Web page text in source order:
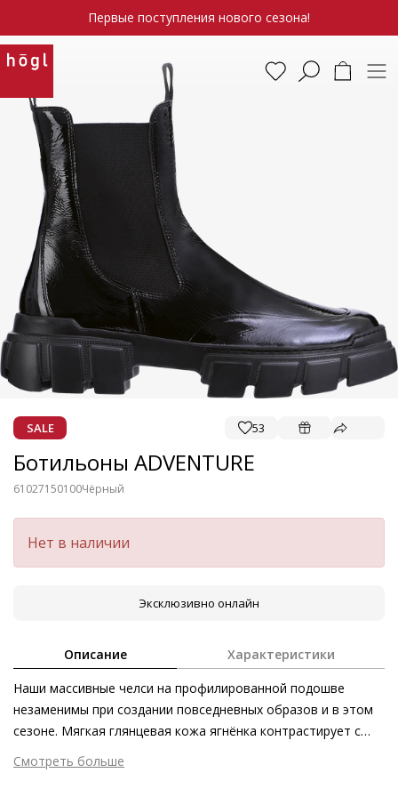
Первые поступления нового сезона!
SALE 53
Ботильоны ADVENTURE
61027150100Чёрный
Нет в наличии
Эксклюзивно онлайн
Описание Характеристики
Наши массивные челси на профилированной подошве
незаменимы при создании повседневных образов и в этом
сезоне. Мягкая глянцевая кожа ягнёнка контрастирует с
объёмной подошвой контрастного оттенка. Утилитарность
силуэта подчёркивают язычки. Наши челси ADVENTURE –
Смотреть больше